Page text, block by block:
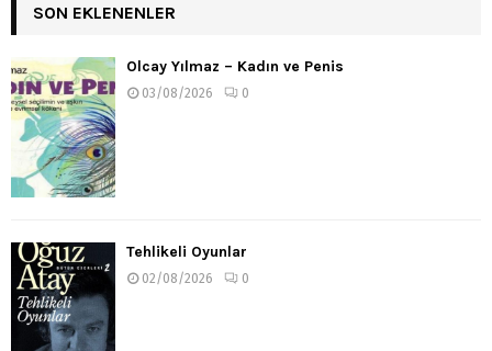
SON EKLENENLER
Olcay Yılmaz – Kadın ve Penis
03/08/2026 0
Tehlikeli Oyunlar
02/08/2026 0